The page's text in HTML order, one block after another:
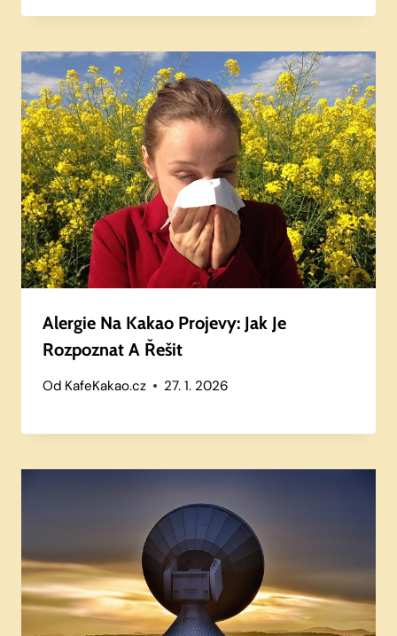
Alergie Na Kakao Projevy: Jak Je
Rozpoznat A Řešit
Od KafeKakao.cz 27. 1. 2026